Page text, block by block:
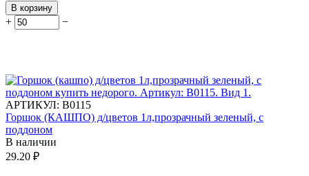
В корзину
+ −
АРТИКУЛ: В0115
Горшок (КАШПО) д/цветов 1л,прозрачный зеленый, с
поддоном
В наличии
29.20 ₽